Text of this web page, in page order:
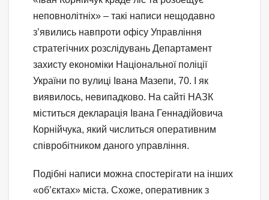
неповнолітніх» – такі написи нещодавно
з’явились навпроти офісу Управління
стратегічних розслідувань Департамент
захисту економіки Національної поліції
України по вулиці Івана Мазепи, 70. І як
виявилось, невипадково. На сайті НАЗК
міститься декларація Івана Геннадійовича
Корнійчука, який числиться оперативним
співробітником даного управління.
Подібні написи можна спостерігати на інших
«об’єктах» міста. Схоже, оперативник з